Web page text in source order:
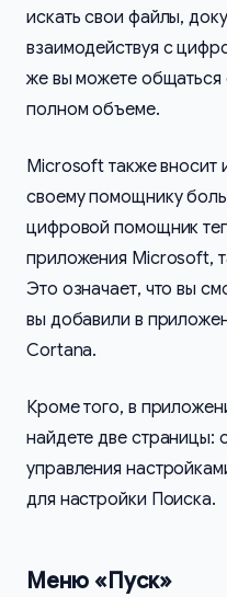
искать свои файлы,
взаимодействуя с
же вы можете
полном объеме.
Microsoft также вносит
своему помощнику
цифровой помощник
приложения Microsoft,
Это означает, что вы
вы добавили в
Cortana.
Кроме того, в
найдете две страницы:
управления
для настройки Поиска.
Меню «Пуск»